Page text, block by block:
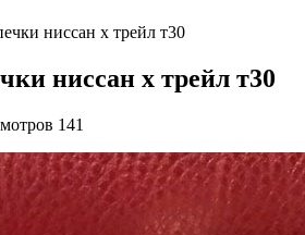
ниссан х трейл т30
ниссан х трейл т30
141